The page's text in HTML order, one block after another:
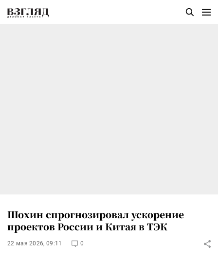
Шохин спрогнозировал ускорение
проектов России и Китая в ТЭК
22 мая 2026, 09:11 0